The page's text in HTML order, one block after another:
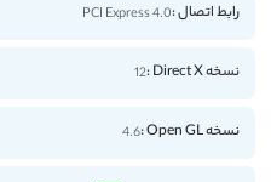
رابط اتصال :PCI Express 4.0
نسخه Direct X : 12
نسخه Open GL : 4.6